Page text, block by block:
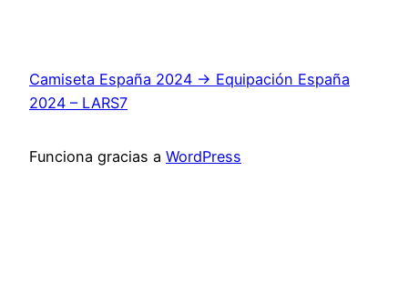
Camiseta España 2024 → Equipación España
2024 – LARS7
Funciona gracias a WordPress